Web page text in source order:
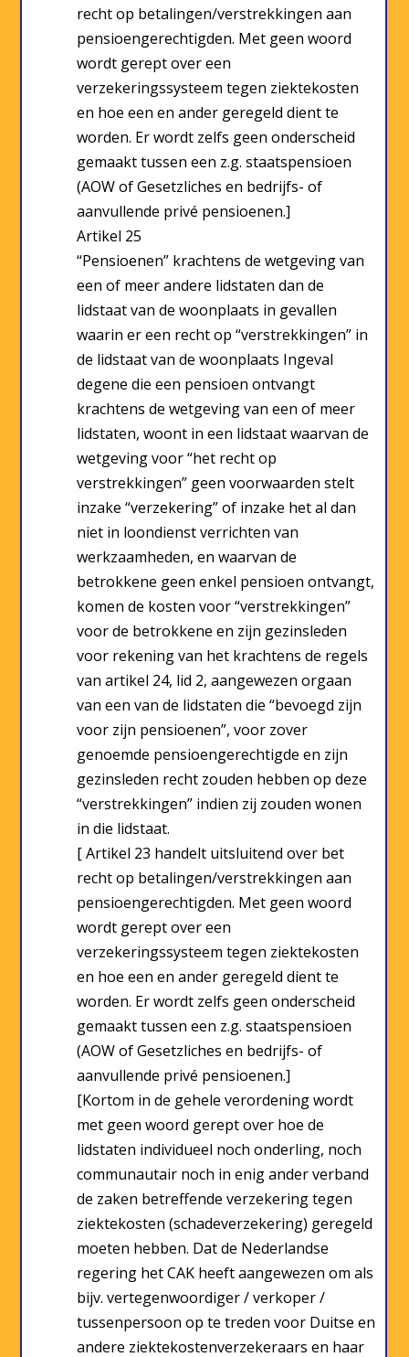
recht op betalingen/verstrekkingen aan
pensioengerechtigden. Met geen woord
wordt gerept over een
verzekeringssysteem tegen ziektekosten
en hoe een en ander geregeld dient te
worden. Er wordt zelfs geen onderscheid
gemaakt tussen een z.g. staatspensioen
(AOW of Gesetzliches en bedrijfs- of
aanvullende privé pensioenen.]
Artikel 25
“Pensioenen” krachtens de wetgeving van
een of meer andere lidstaten dan de
lidstaat van de woonplaats in gevallen
waarin er een recht op “verstrekkingen” in
de lidstaat van de woonplaats Ingeval
degene die een pensioen ontvangt
krachtens de wetgeving van een of meer
lidstaten, woont in een lidstaat waarvan de
wetgeving voor “het recht op
verstrekkingen” geen voorwaarden stelt
inzake “verzekering” of inzake het al dan
niet in loondienst verrichten van
werkzaamheden, en waarvan de
betrokkene geen enkel pensioen ontvangt,
komen de kosten voor “verstrekkingen”
voor de betrokkene en zijn gezinsleden
voor rekening van het krachtens de regels
van artikel 24, lid 2, aangewezen orgaan
van een van de lidstaten die “bevoegd zijn
voor zijn pensioenen”, voor zover
genoemde pensioengerechtigde en zijn
gezinsleden recht zouden hebben op deze
“verstrekkingen” indien zij zouden wonen
in die lidstaat.
[ Artikel 23 handelt uitsluitend over bet
recht op betalingen/verstrekkingen aan
pensioengerechtigden. Met geen woord
wordt gerept over een
verzekeringssysteem tegen ziektekosten
en hoe een en ander geregeld dient te
worden. Er wordt zelfs geen onderscheid
gemaakt tussen een z.g. staatspensioen
(AOW of Gesetzliches en bedrijfs- of
aanvullende privé pensioenen.]
[Kortom in de gehele verordening wordt
met geen woord gerept over hoe de
lidstaten individueel noch onderling, noch
communautair noch in enig ander verband
de zaken betreffende verzekering tegen
ziektekosten (schadeverzekering) geregeld
moeten hebben. Dat de Nederlandse
regering het CAK heeft aangewezen om als
bijv. vertegenwoordiger / verkoper /
tussenpersoon op te treden voor Duitse en
andere ziektekostenverzekeraars en haar